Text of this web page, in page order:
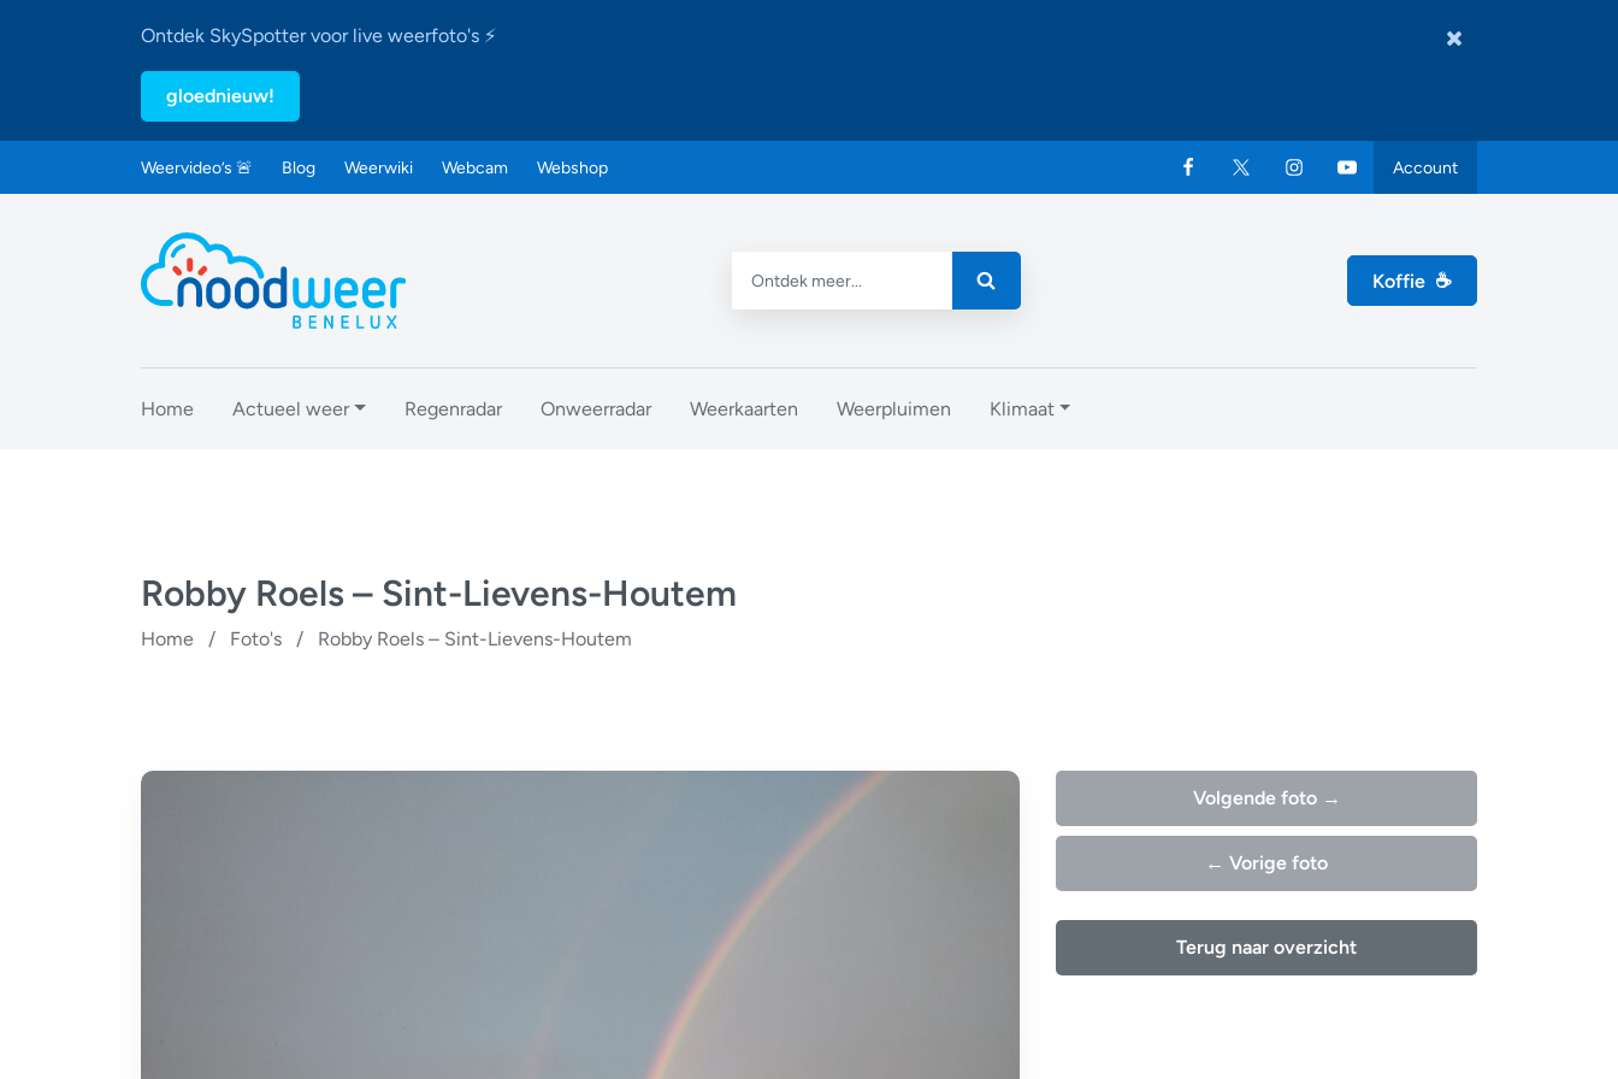
Ontdek SkySpotter voor live weerfoto's ⚡
gloednieuw!
Weervideo’s 🚨 Blog Weerwiki Webcam Webshop Account
Koffie ☕
Home Actueel weer Regenradar Onweerradar Weerkaarten Weerpluimen Klimaat
Robby Roels – Sint-Lievens-Houtem
Home / Foto's / Robby Roels – Sint-Lievens-Houtem
Volgende foto →
← Vorige foto
Terug naar overzicht